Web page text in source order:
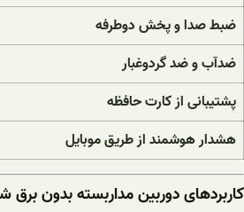
ضبط صدا و پخش دوطرفه
ضدآب و ضد گردوغبار
پشتیبانی از کارت حافظه
هشدار هوشمند از طریق موبایل
کاربردهای دوربین مداربسته بدون برق